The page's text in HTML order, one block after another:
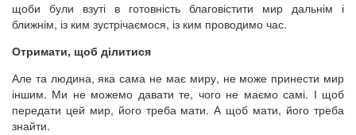
щоби були взуті в готовність благовістити мир дальнім і
ближнім, із ким зустрічаємося, із ким проводимо час.
Отримати, щоб ділитися
Але та людина, яка сама не має миру, не може принести мир
іншим. Ми не можемо давати те, чого не маємо самі. І щоб
передати цей мир, його треба мати. А щоб мати, його треба
знайти.